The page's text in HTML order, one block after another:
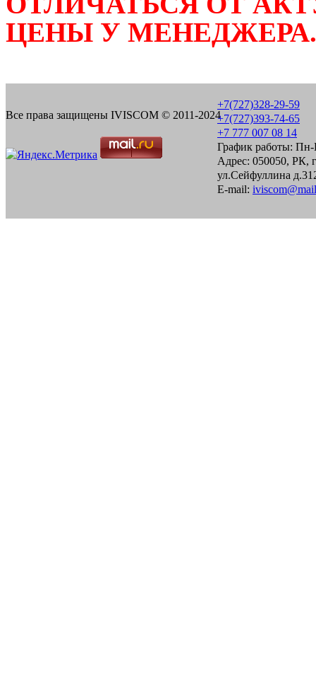
ЦЕНЫ У
Все права защищены IVISCOM © 2011-2024
+7(727)328-29-59
+7(727)393-74-65
+7 777 007 08 14
График работы: Пн-
Адрес: 050050, РК,
ул.Сейфуллина
E-mail: